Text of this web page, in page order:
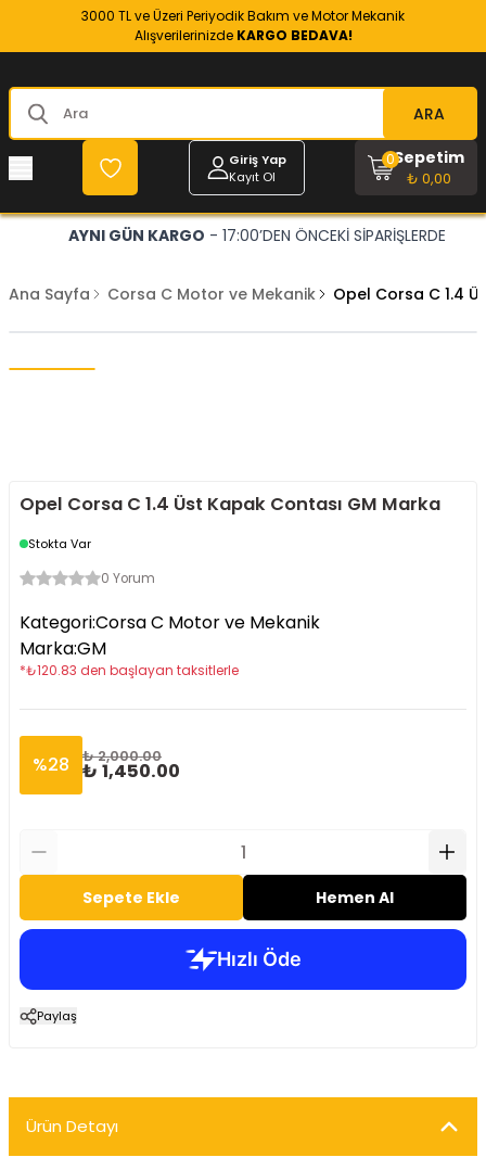
3000 TL ve Üzeri Periyodik Bakım ve Motor Mekanik
Alışverilerinizde KARGO BEDAVA!
ARA
Giriş Yap
Kayıt Ol
Sepetim
₺ 0,00
0
AYNI GÜN KARGO - 17:00’DEN ÖNCEKİ SİPARİŞLERDE
Ana Sayfa Corsa C Motor ve Mekanik Opel Corsa C 1.4
Opel Corsa C 1.4 Üst Kapak Contası GM Marka
Stokta Var
0 Yorum
Kategori:Corsa C Motor ve Mekanik
Marka:GM
*₺120.83 den başlayan taksitlerle
%28 ₺ 2,000.00
₺ 1,450.00
Sepete Ekle Hemen Al
Paylaş
Ürün Detayı